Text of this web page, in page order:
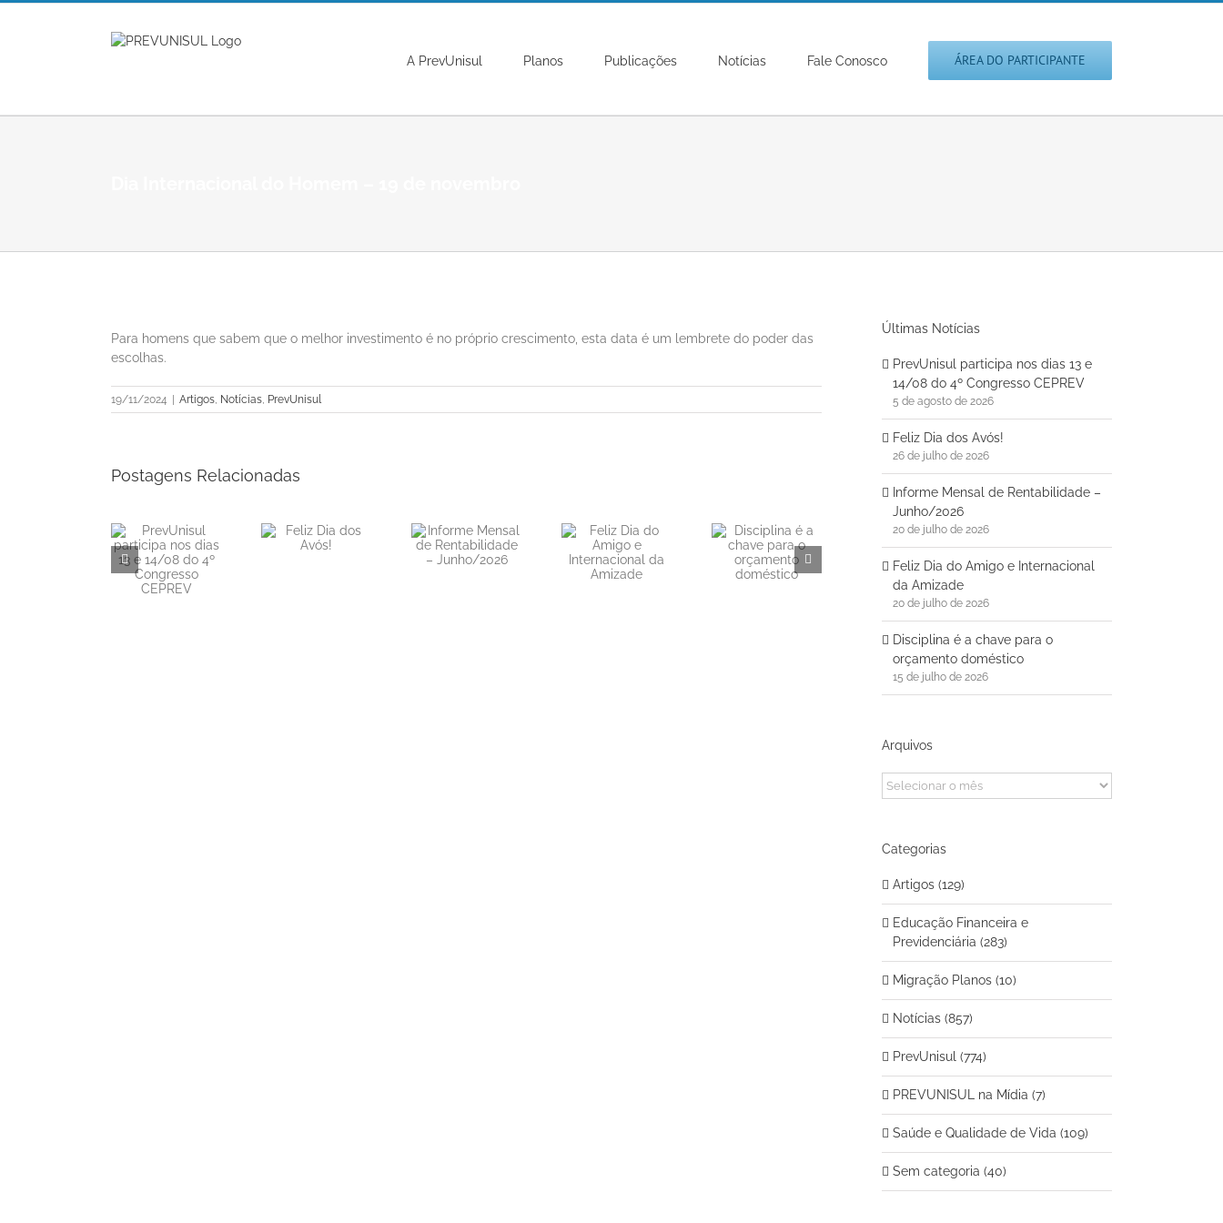
Ir
A PrevUnisul Planos Publicações Notícias Fale Conosco ÁREA DO PARTICIPANTE
Para homens que sabem que o melhor investimento é no próprio crescimento, esta data é um lembrete do poder das
escolhas.
19/11/2024 Artigos, Notícias, PrevUnisul
Postagens Relacionadas
Feliz Dia dos
Avós!
Informe
Feliz Dia do
Amigo e
Disciplina é a
chave para o
orçamento
Últimas Notícias
PrevUnisul participa nos dias 13 e
14/08 do 4º Congresso CEPREV
5 de agosto de 2026
Feliz Dia dos Avós!
26 de julho de 2026
Informe Mensal de Rentabilidade –
Junho/2026
20 de julho de 2026
Feliz Dia do Amigo e Internacional
da Amizade
20 de julho de 2026
Disciplina é a chave para o
orçamento doméstico
15 de julho de 2026
Arquivos
Arquivos
Categorias
Artigos (129)
Educação Financeira e
Previdenciária (283)
Migração Planos (10)
Notícias (857)
PrevUnisul (774)
PREVUNISUL na Mídia (7)
Saúde e Qualidade de Vida (109)
Sem categoria (40)